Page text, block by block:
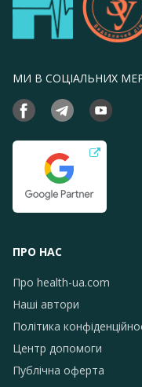
МИ В СОЦІАЛЬНИХ
ПРО НАС
Про health-ua.com
Наші автори
Політика
Центр допомоги
Публічна оферта